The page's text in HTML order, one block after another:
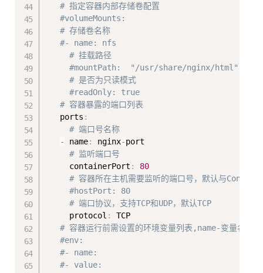
# 指定容器内部存储卷配置
#volumeMounts:
# 存储卷名称
#- name: nfs
# 挂载路径
#mountPath:  "/usr/share/nginx/html"
# 是否为只读模式
#readOnly: true
# 容器暴露的端口列表
   ports
:
# 端口号名称
-
name: nginx-port
# 监听端口号
     containerPort
:
80
# 容器所在主机需要监听的端口号，默认与
#hostPort: 80
# 端口协议，支持TCP和UDP，默认TCP
     protocol
:
TCP
# 容器运行前需设置的环境变量列表,name-变量名称
#env:
#- name:
#- value: